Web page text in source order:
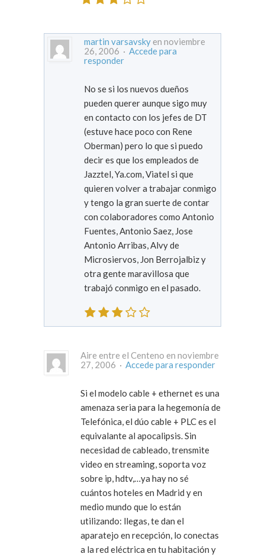
martin varsavsky en noviembre
26, 2006 · Accede para
responder
No se si los nuevos dueños
pueden querer aunque sigo muy
en contacto con los jefes de DT
(estuve hace poco con Rene
Oberman) pero lo que si puedo
decir es que los empleados de
Jazztel, Ya.com, Viatel si que
quieren volver a trabajar conmigo
y tengo la gran suerte de contar
con colaboradores como Antonio
Fuentes, Antonio Saez, Jose
Antonio Arribas, Alvy de
Microsiervos, Jon Berrojalbiz y
otra gente maravillosa que
trabajó conmigo en el pasado.
Aire entre el Centeno en noviembre
27, 2006 · Accede para responder
Si el modelo cable + ethernet es una
amenaza seria para la hegemonía de
Telefónica, el dúo cable + PLC es el
equivalante al apocalipsis. Sin
necesidad de cableado, trensmite
video en streaming, soporta voz
sobre ip, hdtv,…ya hay no sé
cuántos hoteles en Madrid y en
medio mundo que lo están
utilizando: llegas, te dan el
aparatejo en recepción, lo conectas
a la red eléctrica en tu habitación y